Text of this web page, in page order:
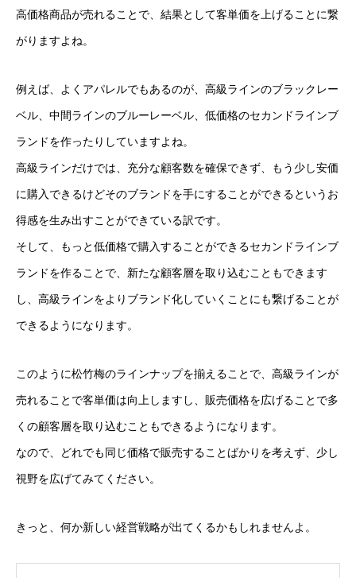
高価格商品が売れることで、結果として客単価を上げることに繋
がりますよね。
例えば、よくアパレルでもあるのが、高級ラインのブラックレー
ベル、中間ラインのブルーレーベル、低価格のセカンドラインブ
ランドを作ったりしていますよね。
高級ラインだけでは、充分な顧客数を確保できず、もう少し安価
に購入できるけどそのブランドを手にすることができるというお
得感を生み出すことができている訳です。
そして、もっと低価格で購入することができるセカンドラインブ
ランドを作ることで、新たな顧客層を取り込むこともできます
し、高級ラインをよりブランド化していくことにも繋げることが
できるようになります。
このように松竹梅のラインナップを揃えることで、高級ラインが
売れることで客単価は向上しますし、販売価格を広げることで多
くの顧客層を取り込むこともできるようになります。
なので、どれでも同じ価格で販売することばかりを考えず、少し
視野を広げてみてください。
きっと、何か新しい経営戦略が出てくるかもしれませんよ。